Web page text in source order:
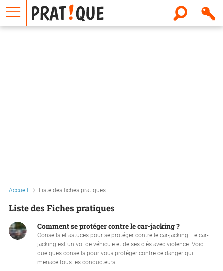
Accueil Liste des fiches pratiques
Liste des Fiches pratiques
Comment se protéger contre le car-jacking ?
Conseils et astuces pour se protéger contre le car-jacking. Le car-
jacking est un vol de véhicule et de ses clés avec violence. Voici
quelques conseils pour vous protéger contre ce danger qui
menace tous les conducteurs....
E
m
a